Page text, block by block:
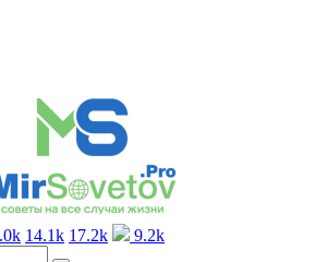
14.1k 17.2k 9.2k